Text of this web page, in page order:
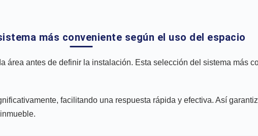
más conveniente según el uso del espacio
área antes de definir la instalación. Esta selección del sistema más
facilitando una respuesta rápida y efectiva. Así